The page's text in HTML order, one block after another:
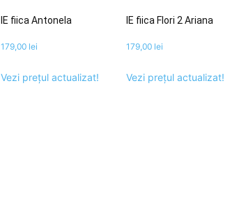
IE fiica Antonela
179,00 lei
Vezi prețul actualizat!
IE fiica Flori 2 Ariana
179,00 lei
Vezi prețul actualizat!